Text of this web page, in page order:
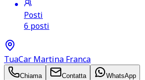
Posti
6 posti
TuaCar Martina Franca
Chiama Contatta WhatsApp